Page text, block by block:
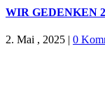
WIR GEDENKEN
2. Mai , 2025 | 0